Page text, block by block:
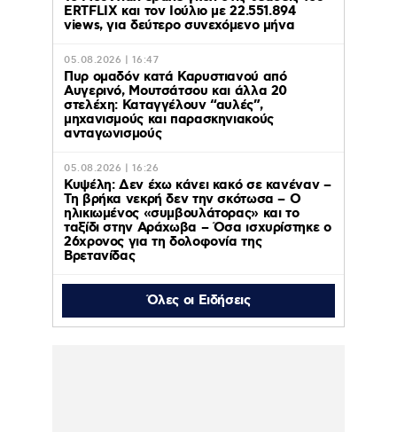
ERTFLIX και τον Ιούλιο με 22.551.894
views, για δεύτερο συνεχόμενο μήνα
05.08.2026 | 16:47
Πυρ ομαδόν κατά Καρυστιανού από
Αυγερινό, Μουτσάτσου και άλλα 20
στελέχη: Καταγγέλουν “αυλές”,
μηχανισμούς και παρασκηνιακούς
ανταγωνισμούς
05.08.2026 | 16:26
Κυψέλη: Δεν έχω κάνει κακό σε κανέναν –
Τη βρήκα νεκρή δεν την σκότωσα – Ο
ηλικιωμένος «συμβουλάτορας» και το
ταξίδι στην Αράχωβα – Όσα ισχυρίστηκε ο
26χρονος για τη δολοφονία της
Βρετανίδας
Όλες οι Ειδήσεις